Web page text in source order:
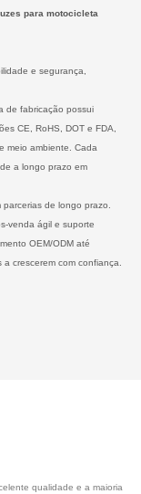
para motocicleta
e segurança,
de fabricação possui
CE, RoHS, DOT e FDA,
meio ambiente. Cada
a longo prazo em
de longo prazo.
venda ágil e suporte
OEM/ODM até
a crescerem com confiança.
qualidade e a maioria